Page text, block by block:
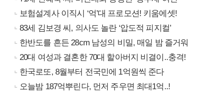
보험설계사 이직시 ‘억’대 프로모션! 키움에셋!
83세 김보경 씨, 의사도 놀란 ‘압도적 피지컬’
한반도를 흔든 28cm 남성의 비밀, 매일 밤 즐거워
20대 여성과 결혼한 70대 할아버지 비결이..충격!
한국로또, 8월부터 전국민에 1억원씩 준다
오늘밤 187억뿌린다, 먼저 주우면 최대1억..!